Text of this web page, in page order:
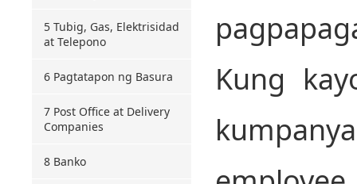
5 Tubig, Gas, Elektrisidad
at Telepono
6 Pagtatapon ng Basura
7 Post Office at Delivery
Companies
8 Banko
Kung